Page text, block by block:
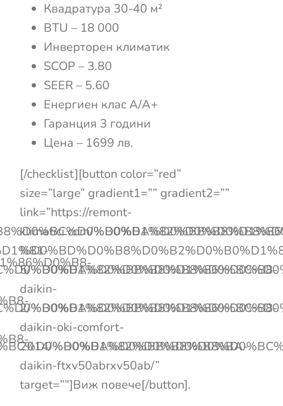
Квадратура 30-40 м²
BTU – 18 000
Инверторен климатик
SCOP – 3.80
SEER – 5.60
Енергиен клас А/A+
Гаранция 3 години
Цена – 1699 лв.
[/checklist][button color=”red”
size=”large” gradient1=”” gradient2=””
link=”https://remont-
klimatici.com/
5/
daikin-
2/
daikin-oki-comfort-
2014/
daikin-ftxv50abrxv50ab/”
target=””]Виж повече[/button].